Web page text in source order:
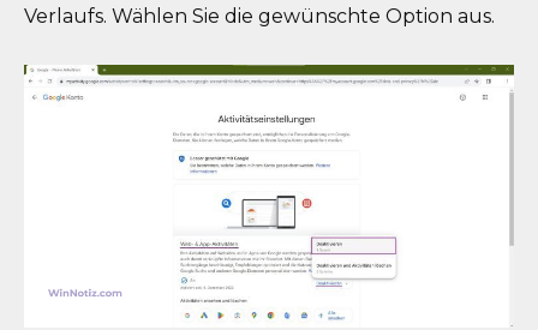
Verlaufs. Wählen Sie die gewünschte Option aus.